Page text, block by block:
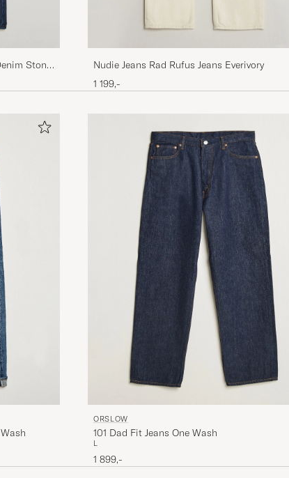
Stone
Nudie Jeans Rad Rufus Jeans Everivory
1 199,-
ORSLOW
101 Dad Fit Jeans One Wash
L
1 899,-